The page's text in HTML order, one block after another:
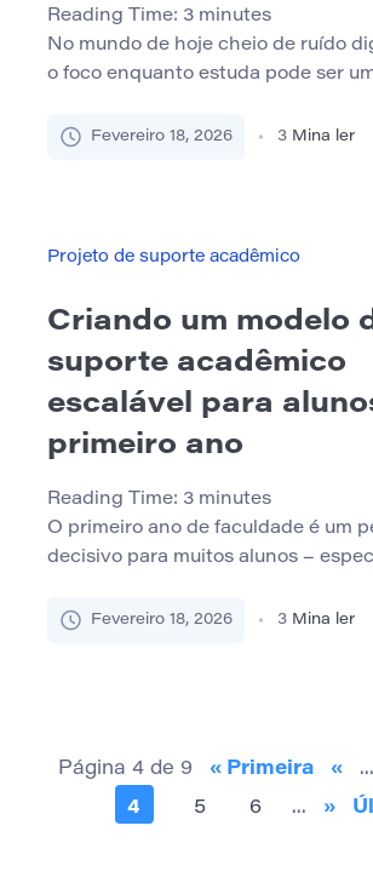
Reading Time: 3 minutes
No mundo de hoje cheio de ruído
o foco enquanto estuda pode ser
intermináveis dificultam a
concentração e aproveitar melhor o
Fevereiro 18, 2026 3 Mina ler
Projeto de suporte acadêmico
Criando um modelo
suporte acadêmico
escalável para
primeiro ano
Reading Time: 3 minutes
O primeiro ano de faculdade é um
decisivo para muitos alunos –
preparação acadêmica. Embora
Neste artigo, exploramos como
modelo de […]
Fevereiro 18, 2026 3 Mina ler
Página 4 de 9 « Primeira « ...
4
5 6 ... »